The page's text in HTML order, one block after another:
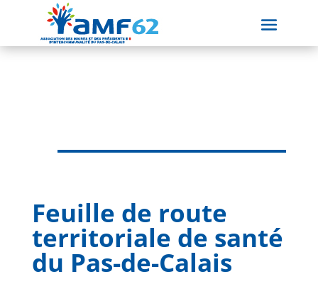
Feuille de route
territoriale de santé
du Pas-de-Calais